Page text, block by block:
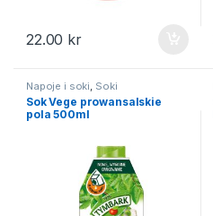
22.00 kr
Napoje i soki Soki
Sok Vege prowansalskie
pola 500ml